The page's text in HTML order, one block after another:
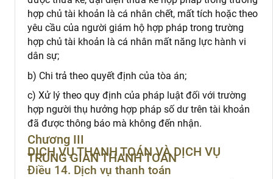
hợp chủ tài khoản là cá nhân chết, mất tích hoặc theo
yêu cầu của người giám hộ hợp pháp trong trường
hợp chủ tài khoản là cá nhân mất năng lực hành vi
dân sự;
b) Chi trả theo quyết định của tòa án;
c) Xử lý theo quy định của pháp luật đối với trường
hợp người thụ hưởng hợp pháp số dư trên tài khoản
đã được thông báo mà không đến nhận.
Chương III
DỊCH VỤ THANH TOÁN VÀ DỊCH VỤ
TRUNG GIAN THANH TOÁN
Điều 14. Dịch vụ thanh toán